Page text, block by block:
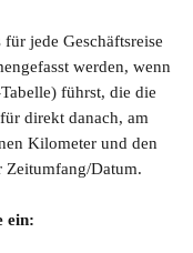
jede Geschäftsreise
werden, wenn
führst, die die
direkt danach, am
Kilometer und den
Zeitumfang/Datum.
ein: